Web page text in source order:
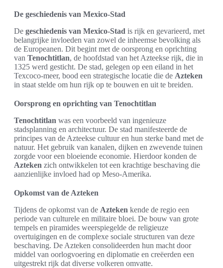
De geschiedenis van Mexico-Stad
De geschiedenis van Mexico-Stad is rijk en gevarieerd, met
belangrijke invloeden van zowel de inheemse bevolking als
de Europeanen. Dit begint met de oorsprong en oprichting
van Tenochtitlan, de hoofdstad van het Azteekse rijk, die in
1325 werd gesticht. De stad, gelegen op een eiland in het
Texcoco-meer, bood een strategische locatie die de Azteken
in staat stelde om hun rijk op te bouwen en uit te breiden.
Oorsprong en oprichting van Tenochtitlan
Tenochtitlan was een voorbeeld van ingenieuze
stadsplanning en architectuur. De stad manifesteerde de
principes van de Azteekse cultuur en hun sterke band met de
natuur. Het gebruik van kanalen, dijken en zwevende tuinen
zorgde voor een bloeiende economie. Hierdoor konden de
Azteken zich ontwikkelen tot een krachtige beschaving die
aanzienlijke invloed had op Meso-Amerika.
Opkomst van de Azteken
Tijdens de opkomst van de Azteken kende de regio een
periode van culturele en militaire bloei. De bouw van grote
tempels en piramides weerspiegelde de religieuze
overtuigingen en de complexe sociale structuren van deze
beschaving. De Azteken consolideerden hun macht door
middel van oorlogvoering en diplomatie en creëerden een
uitgestrekt rijk dat diverse volkeren omvatte.